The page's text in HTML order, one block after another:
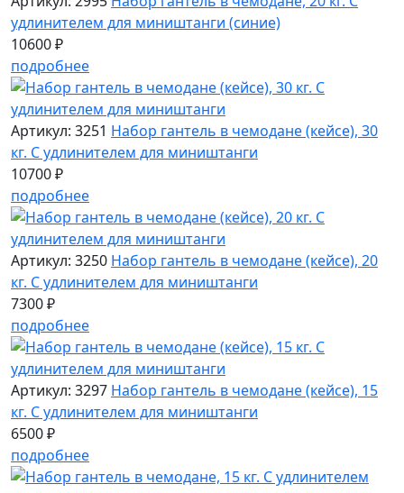
удлинителем для миништанги (синие)
10600 ₽
подробнее
Артикул: 3251 Набор гантель в чемодане (кейсе), 30
кг. С удлинителем для миништанги
10700 ₽
подробнее
Артикул: 3250 Набор гантель в чемодане (кейсе), 20
кг. С удлинителем для миништанги
7300 ₽
подробнее
Артикул: 3297 Набор гантель в чемодане (кейсе), 15
кг. С удлинителем для миништанги
6500 ₽
подробнее